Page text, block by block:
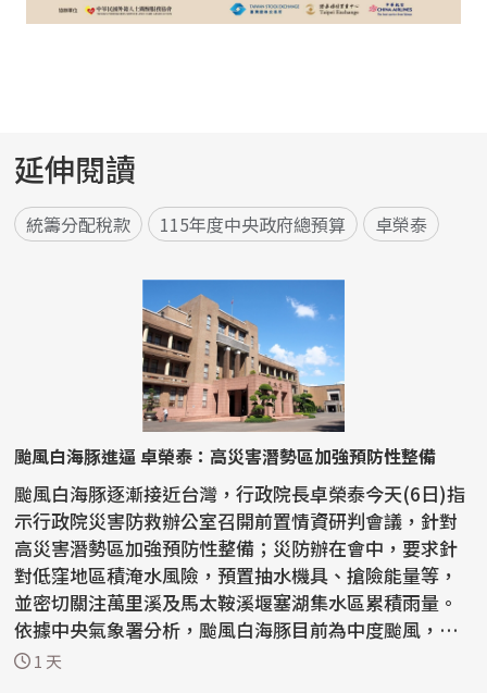
延伸閱讀
統籌分配稅款 115年度中央政府總預算 卓榮泰
颱風白海豚進逼 卓榮泰：高災害潛勢區加強預防性整備
颱風白海豚逐漸接近台灣，行政院長卓榮泰今天(6日)指
示行政院災害防救辦公室召開前置情資研判會議，針對
高災害潛勢區加強預防性整備；災防辦在會中，要求針
對低窪地區積淹水風險，預置抽水機具、搶險能量等，
並密切關注萬里溪及馬太鞍溪堰塞湖集水區累積雨量。
依據中央氣象署分析，颱風白海豚目前為中度颱風，預
計7日...
1 天